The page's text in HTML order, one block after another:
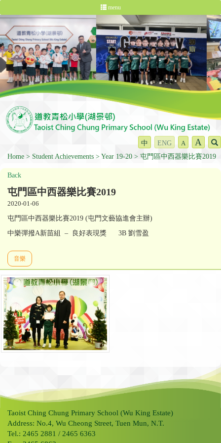
menu
中 ENG A A
Home Student Achievements Year 19-20 屯門區中西器樂比賽2019
Back
屯門區中西器樂比賽2019
2020-01-06
屯門區中西器樂比賽2019 (屯門文藝協進會主辦)
中樂彈撥A新苗組 – 良好表現獎 3B 劉雪盈
音樂
Taoist Ching Chung Primary School (Wu King Estate)
Address: No.4, Wu Cheong Street, Tuen Mun, N.T.
Tel.: 2465 2881 / 2465 6363